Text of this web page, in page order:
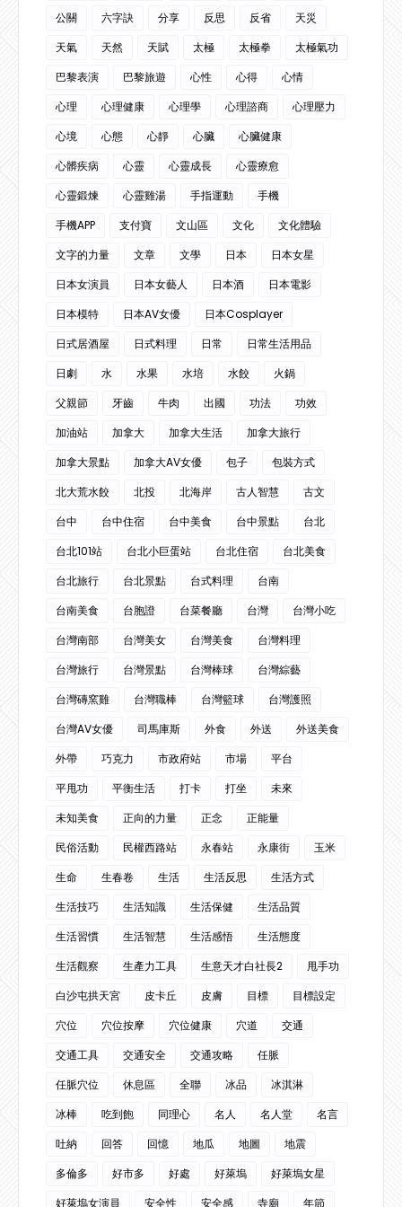
公關 六字訣 分享 反思 反省
天災
天氣
天然 天賦 太極 太極拳
太極氣功
巴黎表演
巴黎旅遊 心性 心得
心情
心理
心理健康 心理學 心理諮商
心理壓力
心境
心態 心靜 心臟
心臟健康
心髒疾病
心靈 心靈成長
心靈療愈
心靈鍛煉
心靈雞湯 手指運動
手機
手機APP
支付寶 文山區 文化
文化體驗
文字的力量
文章 文學 日本
日本女星
日本女演員
日本女藝人 日本酒
日本電影
日本模特
日本AV女優
日本Cosplayer
日式居酒屋
日式料理 日常
日常生活用品
日劇
水 水果 水培 水餃
火鍋
父親節
牙齒 牛肉 出國 功法
功效
加油站
加拿大 加拿大生活
加拿大旅行
加拿大景點
加拿大AV女優 包子
包裝方式
北大荒水餃
北投 北海岸 古人智慧
古文
台中
台中住宿 台中美食 台中景點
台北
台北101站
台北小巨蛋站 台北住宿
台北美食
台北旅行
台北景點 台式料理
台南
台南美食
台胞證 台菜餐廳 台灣
台灣小吃
台灣南部
台灣美女 台灣美食
台灣料理
台灣旅行
台灣景點 台灣棒球
台灣綜藝
台灣磚窯雞
台灣職棒 台灣籃球
台灣護照
台灣AV女優
司馬庫斯 外食 外送
外送美食
外帶
巧克力 市政府站 市場
平台
平甩功
平衡生活 打卡 打坐
未來
未知美食
正向的力量 正念
正能量
民俗活動
民權西路站 永春站 永康街
玉米
生命
生春卷 生活 生活反思
生活方式
生活技巧
生活知識 生活保健
生活品質
生活習慣
生活智慧 生活感悟
生活態度
生活觀察
生產力工具 生意天才白社長2
甩手功
白沙屯拱天宮
皮卡丘 皮膚 目標
目標設定
穴位
穴位按摩 穴位健康 穴道
交通
交通工具
交通安全 交通攻略
任脈
任脈穴位
休息區 全聯 冰品
冰淇淋
冰棒
吃到飽 同理心 名人 名人堂
名言
吐納
回答 回憶 地瓜 地圖
地震
多倫多
好市多 好處 好萊塢
好萊塢女星
好萊塢女演員
安全性 安全感 寺廟 年節